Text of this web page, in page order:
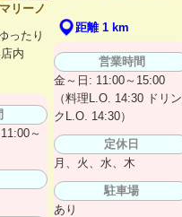
リーノ
ったり
内
～
距離 1 km
営業時間
金～日: 11:00～15:00
（料理L.O. 14:30 ドリン
クL.O. 14:30）
定休日
月、火、水、木
駐車場
あり